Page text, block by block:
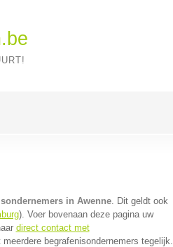
in Awenne. Dit geldt ook
). Voer bovenaan deze pagina uw
direct contact met
begrafenisondernemers tegelijk.